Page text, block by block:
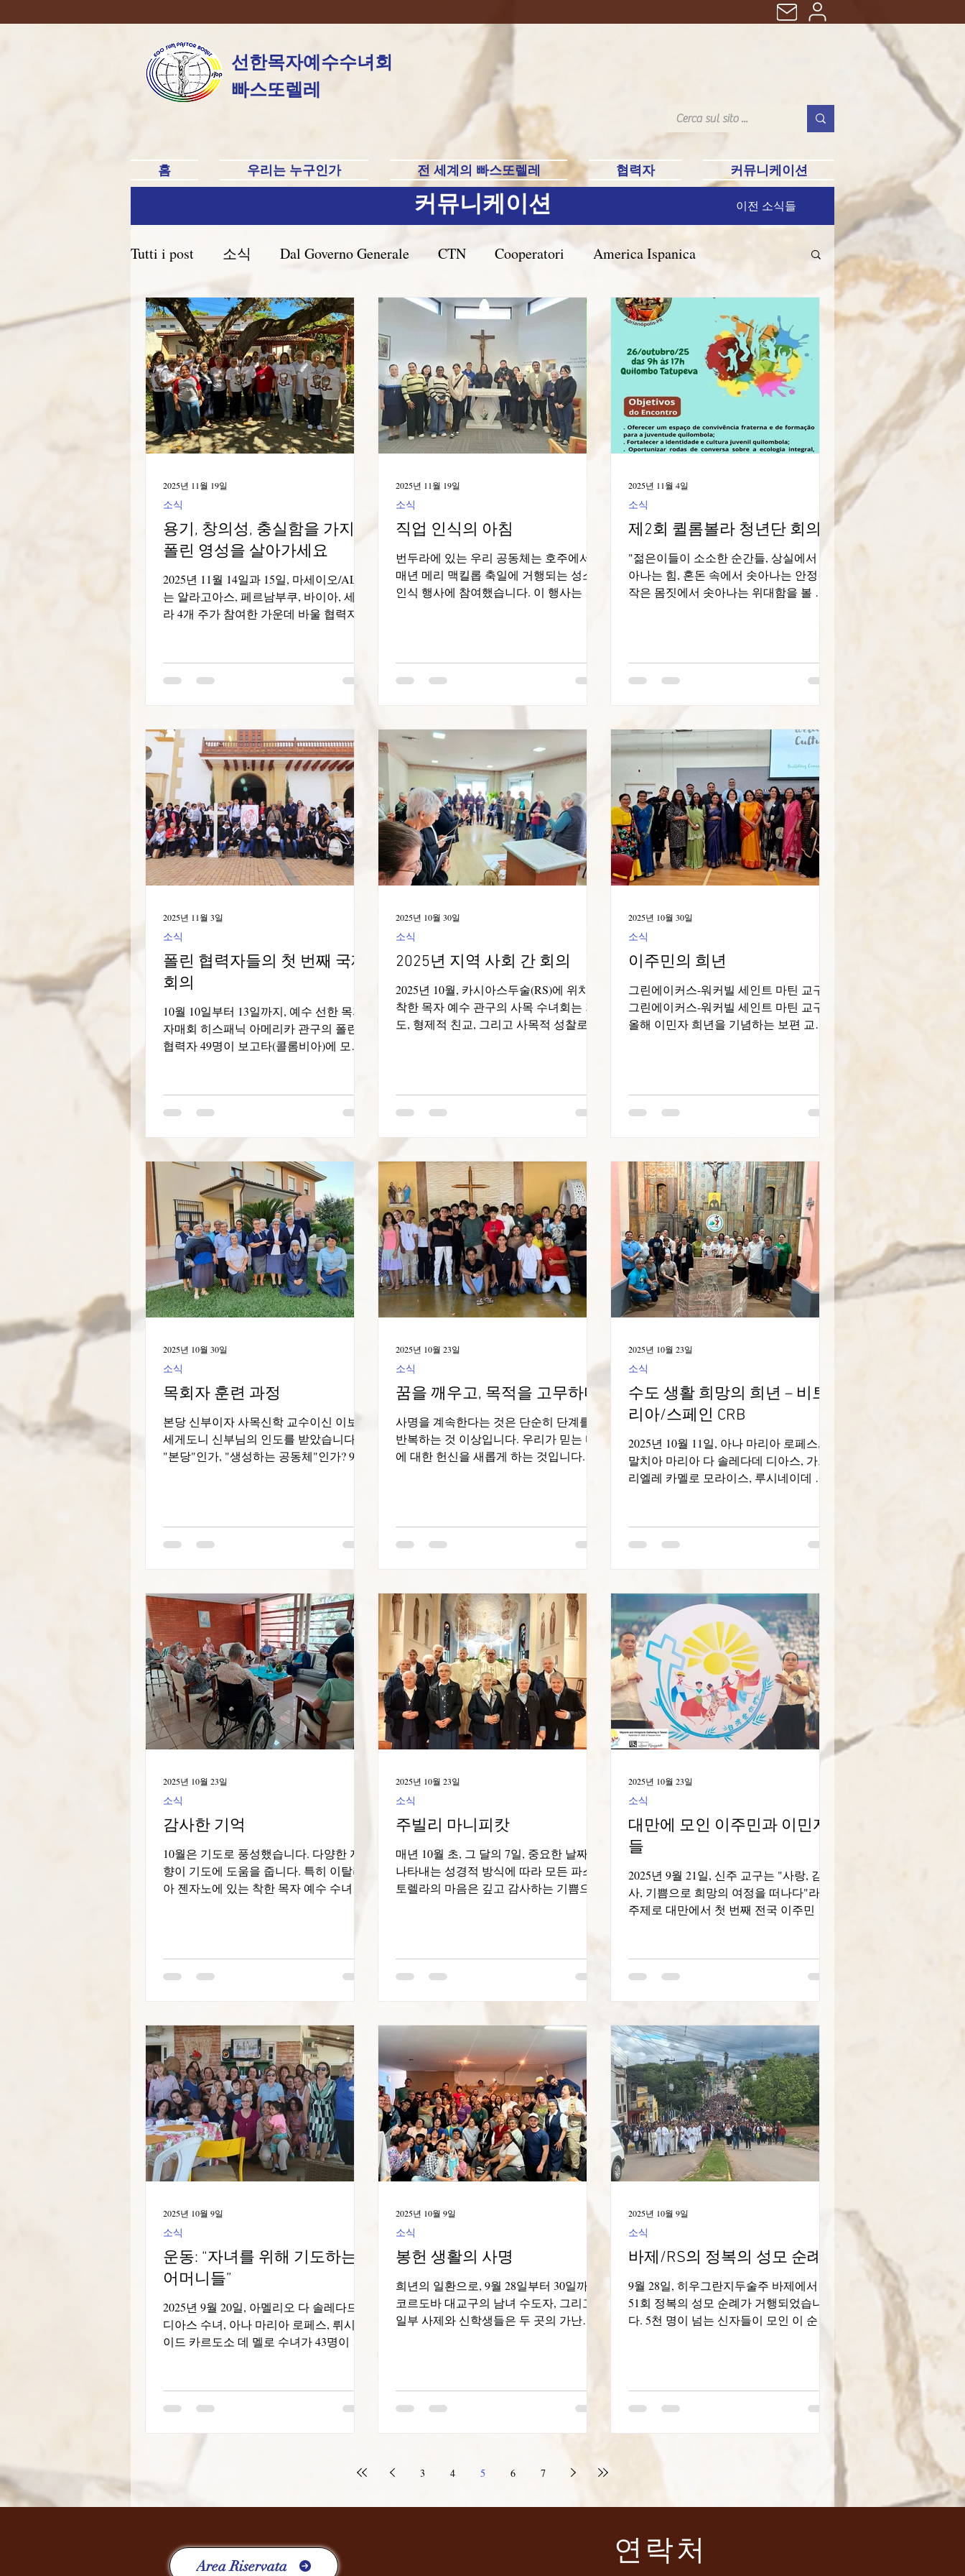
선한목자예수수녀회
빠스또렐레
홈 우리는 누구인가 전 세계의 빠스또렐레 협력자 커뮤니케이션
이전 소식들
커뮤니케이션
Tutti i post 소식 Dal Governo Generale CTN Cooperatori America Ispanica
Brasile Caxias do Sul Brasile San Paolo Filippine-Australia-Saipan-Taiwan
Italia-Albania-Mozambico Corea del Sud Famiglia Paolina Provincia Brasile
용기, 창의성, 충실함을 가지고
폴린 영성을 살아가세요
2025년 11월 14일과 15일, 마세이오/AL 시
는 알라고아스, 페르남부쿠, 바이아, 세아
라 4개 주가 참여한 가운데 바울 협력자
리고 오늘날 세상에서 협력자들의 사명에
대한 성찰을 나누는 시간이었습니다. 이
니다. 일상생활 속에서 복음을 전하고, 희
망을 전하며, 바오로 카리스마의 가치에
기반한 복음의 증인이 되라는 그들의 소
명을 강조했습니다. 오늘날의 도전에 직
면하여, 우리는 용기와 창의성, 그리고 충
실함을 가지고 바오로 영성을 실천하는
것의 중요성을 재확인했습니다. 각 협력
자들이 각자의 현실 속에서 어떻게 모든
사람에게 복음을 전하는 데 기여하는지
보여주는 풍부한 선교 경험담이 있었습니
고 소통을 통해 시대의 부르심에 응답하
도록 부르심을 받았다는
소식
2025년 11월 19일
직업 인식의 아침
번두라에 있는 우리 공동체는 호주에서
매년 메리 맥킬롭 축일에 거행되는 성소
인식 행사에 참여했습니다. 이 행사는 기
소속 청소년들이 초대되었고, 아시시 청
년회, 라이프 틴, 그리고 예수 청소년회 소
녀님의 "차 한 잔"과 짧은 개인적인 이야
기 나눔으로 시작되었습니다. 젊은이들의
자발적인 반응과 참여는 금세 따뜻하고
친근한 분위기와 우정을 만들어냈습니다.
델리아 수녀님이 주요 성찰을 이끌어 주
셨습니다. 수녀님은 성소 일반, 독신의 축
복, 결혼 생활, 사제직, 그리고 봉헌 생활
에 대해 이야기하며, 이러한 삶의 상태들
이 어떻게 동등한 중요성을 지니면서도
같은 방향으로 나아가는 다양한 방식을
하나의 부르심, 즉 거룩함(HO
소식
2025년 11월 19일
제2회 퀼롬볼라 청년단 회의
"젊은이들이 소소한 순간들, 상실에서 솟
아나는 힘, 혼돈 속에서 솟아나는 안정감,
작은 몸짓에서 솟아나는 위대함을 볼 수
퀼롬볼라) 회의가 아드리아노폴리스/PR
타투페바 시 퀼롬보에서 개최되었습니다.
속에서 진행되었습니다. 모두가 편안함을
느낄 수 있도록 환경이 잘 조성되어 있었
습니다. 이 모임은 청소년들에게 킬롬볼
라의 정체성과 조상의 역사와 현재가 보
존되는 이 지역에 대한 소속감을 되새기
는 중요한 시간을 제공했습니다. 토론은
프란치스코 교황의 라우다토 시(Laudato
Si')를 되새기며 기후 위기와 우리 공동의
집에 대한 보살핌에 초점을 맞췄습니다.
킬롬볼라 사람들이 거주하는 숲, 물, 동물
츠 활동은 남녀
소식
2025년 11월 4일
폴린 협력자들의 첫 번째 국제
회의
10월 10일부터 13일까지, 예수 선한 목자
자매회 히스패닉 아메리카 관구의 폴린
협력자 49명이 보고타(콜롬비아)에 모여
협력자, 희망의 순례자"였습니다. 우리의
주요 목표는 아르헨티나, 칠레, 콜롬비아
패닉 아메리카 관구의 바울린 협력자들
간의 이해와 통합을 촉진하는 것이었습니
다. 이 모임에 참석하라는 초대를 받았을
때, 우리는 "이 첫 번째 국제 모임은 어떤
내용일까?"라는 의문을 품었습니다. 우리
의 짐은 꼭 필요한 것들만 담아야 했습니
다. 우리의 마음과 정신은 의문과 희망으
로 가득 찼습니다. 우리는 중요하고 피할
수 없는 수많은 일들, 가족과 본당의 책임
들을 뒤로하고 떠났습니다. 선한 목자이
놀라운 경험을 가져다주었습니다. 공항에
도착하자
소식
2025년 11월 3일
2025년 지역 사회 간 회의
2025년 10월, 카시아스두술(RS)에 위치한
착한 목자 예수 관구의 사목 수녀회는 기
도, 형제적 친교, 그리고 사목적 성찰로 특
이 모임은 10월 6일과 7일, 론드리나(RS)
에서, 그리고 이어서 10월 18일과 26일, 카
이 참석하고 조정했으며, 모든 공동체의
참여를 독려하여 친교의 유대감과 같은
사명에 대한 소속감을 강화했습니다. 이
시간들은 경청하고, 대화하고, 나누는 시
간들이었으며, 우리 카리스마의 본질적인
특징인 함께 걷는 것을 구체적으로 경험
했습니다. 매 모임마다, 우리는 친교를 실
천하고 증거하는 공동체가 되고자 하는
열망을 새롭게 다졌습니다. 선한 목자의
모습이 사람들 가운데 드러나도록 협력하
며 함께 나아갔습니다. 첫 기도에서, 우리
도는
소식
2025년 10월 30일
이주민의 희년
그린에이커스-워커빌 세인트 마틴 교구
그린에이커스-워커빌 세인트 마틴 교구는
올해 이민자 희년을 기념하는 보편 교회
를 마련했습니다. 9월 28일 일요일, 저희
는 여러 언어로 된 독서, 기도, 그리고 노
니다. 미사 중에는 한 소녀가 세계 이주민
과 난민의 날 주제곡 중 하나인 "오, 당신
의 백성이여, 우리와 함께 걷는 하느
님…"을 불렀고, 젊은이들이 본당에 있는
26개 국적을 대표하는 다양한 국기를 제
대 앞으로 가져왔습니다. 미사 후에는 모
닝 티가 제공되었고, 신자들이 가져온 음
식들이 있었습니다. 각자의 나라에서 온
별미들이었고, 모두가 함께 나누고 즐길
수 있었습니다. 마치 가족처럼 행복한 축
만찬을 열었습니다. 저녁
소식
2025년 10월 30일
목회자 훈련 과정
본당 신부이자 사목신학 교수이신 이보
세게도니 신부님의 인도를 받았습니다.
"본당"인가, "생성하는 공동체"인가? 9월
도움으로, 올해도 저희는 현재 진행 중인
획기적인 변화에서 예외가 아닌 교회의
서, 저희는 카리스마가 요구하는 대로 사
목자와 평신도와 함께하는 지적이고 공동
책임적인 사목 활동을 통해 주도적인 역
할을 수행하고자 합니다. 이번 모임은 워
크숍 형식으로 진행되었는데, 우리 모두
의 적극적인 참여를 통해 의견과 경험을
진솔하게 나누는 시간을 가졌습니다. 이
러한 모임은 형제애와 열린 소통의 분위
기를 자아내며, 우리 안에 다시 불타오르
는 사목 카리스마를 느낍니다. 올해 우리
했던 감정, 얻은 교훈, 그리고 여전히
소식
2025년 10월 30일
꿈을 깨우고, 목적을 고무하다
사명을 계속한다는 것은 단순히 단계를
반복하는 것 이상입니다. 우리가 믿는 바
에 대한 헌신을 새롭게 하는 것입니다.
밀리아 본당에 소속되어 있습니다. 본당
의 본당 사목자는 호세 로네스 두스 산투
고 저희의 역량에 맞는 다양한 활동을 함
께하고 있습니다. 또한, 가능한 한 학교를
방문하여 다양한 활동을 펼치고 있습니
다. 10월 13일부터 16일까지 두 번째 학교
선교 활동을 진행했습니다(첫 번째는
2023년 3월에 진행되었습니다). 이 선교
활동에는 10월 11일 주말에 도착한 아드
리아나 포가사 수녀님과 로실렌 데 리마
수녀님이 함께하며 협력해 주셨습니다.
두 분은 공동체의 따뜻한 환영을 받으며
성모 마
소식
2025년 10월 23일
수도 생활 희망의 희년 – 비토
리아/스페인 CRB
2025년 10월 11일, 아나 마리아 로페스, 아
말치아 마리아 다 솔레다데 디아스, 가브
리엘레 카멜로 모라이스, 루시네이데 카
심 회의에 참석했습니다. 이 회의는 신앙
의 증거, 양성, 그리고 친교로 특징지어지
질의 사도 안치에타의 성 요셉의 이름과
그의 살아있는 기억을 간직한 도시 안치
에타였습니다. 점심 식사를 위해 안치에
타에 도착한 후, 바로 무료 해변에서 형제
애의 시간을 즐겼습니다. 오후 2시 30분
경, 일행은 신의 섭리 카르멜 수녀회 공동
체로 향했고, 그곳에서 따뜻한 환영을 받
았습니다. 카르멜 수녀회 수녀들과 예수
회 신부님들이 우리를 기다리고 계셨습니
다. 각자 자기소개를 하도록 초대받으면
다. 이어서 "살아있는 불꽃"이라는 노래를
들으며, 희망의 희년을
소식
2025년 10월 23일
감사한 기억
10월은 기도로 풍성했습니다. 다양한 지
향이 기도에 도움을 줍니다. 특히 이탈리
아 젠자노에 있는 착한 목자 예수 수녀회
을 기념했습니다. 오전에는 총장 아민타
사르미엔토 푸엔테스 수녀님께서 보내주
의 신비 묵주기도를 바치며, 앞서 있었던
사건들과 수도회 설립에 따라 10년을 묵
상했습니다. 이 묵주기도는 상 호세 성당
에서 그 공동체 수녀님들의 참여로 바쳐
졌습니다. 오후에는 매달 7일마다 그렇듯
성소에 대한 기도를 드렸습니다. 하루를
마무리하며, 상파울루에 있는 알베리오네
신부 관구의 수엘리 베를랑가 수녀님께서
보내주신 메시지를 통해 우리는 묵주기도
의 성모 축일에 "태어났다"는 사실을 다시
리가 받은 부르심에 충실할
소식
2025년 10월 23일
주빌리 마니피캇
매년 10월 초, 그 달의 7일, 중요한 날짜를
나타내는 성경적 방식에 따라 모든 파스
토렐라의 마음은 깊고 감사하는 기쁨으로
니다. "평범한 수녀들이 아니라, 목자의
사명을 이해하고 수행하는 목자 수녀들의
근간이 되는 헌신이며, "세상 한가운데서
사도적 직무를 수행합니다. 목자 수녀들
은 목자 사제와 하나의 사명을 공유하며,
같은 관심사, 같은 목표, 같은 수단을 공유
합니다"(Idem, 313). 오늘, ​​2025년 10월 7
일, 우리는 베로나의 원죄 없으신 마리아
본당 목자 수녀들의 집에서 만납니다. 우
리는 "희년 수녀들", 체사리나 피사넬리와
아날리사 리오넬로로 이루어진 모임입니
다. 아순타 페르돈친, 셀레스티나 콘스탄
소식
2025년 10월 23일
대만에 모인 이주민과 이민자
들
2025년 9월 21일, 신주 교구는 "사랑, 감
사, 기쁨으로 희망의 여정을 떠나다"라는
주제로 대만에서 첫 번째 전국 이주민 모
교는 이 대규모 행사가 고(故) 프란치스코
교황의 "희망의 순례자" 초대에 따라 하나
할, 기독교 전파에 있어 역사적 중요성, 그
리고 교회가 안전한 피난처 역할을 하고,
통합을 촉진하며, 지원을 제공하도록 촉
구하는 연민 어린 봉사에 대한 현재 강조
때문에 "교회의 심장"으로 여겨집니다. 존
리 주교가 집전한 성찬례 거행은 영어로
진행되었으며, 여러 언어로 된 노래와 응
답이 번갈아 가며 진행되었습니다. 필리
핀, 베트남, 인도네시아, 태국, 대만에서
온 주교 12명과 사제 84명이 공동 집전했
성부 차관보 에르윈 호세 아세리오스 발
라가포
소식
2025년 10월 23일
운동: “자녀를 위해 기도하는
어머니들”
2025년 9월 20일, 아멜리오 다 솔레다드
디아스 수녀, 아나 마리아 로페스, 뤼시네
이드 카르도소 데 멜로 수녀가 43명이 모
Dona Regina Poloni와...
소식
2025년 10월 9일
봉헌 생활의 사명
희년의 일환으로, 9월 28일부터 30일까지
코르도바 대교구의 남녀 수도자, 그리고
일부 사제와 신학생들은 두 곳의 가난한
한...
소식
2025년 10월 9일
바제/RS의 정복의 성모 순례
9월 28일, 히우그란지두술주 바제에서 제
51회 정복의 성모 순례가 거행되었습니
다. 5천 명이 넘는 신자들이 모인 이 순례
험을...
소식
2025년 10월 9일
3 4 5 6 7
Area Riservata 연락처